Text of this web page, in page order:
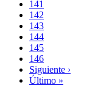
Page
141
Página
actual
142
Page
143
Page
144
Page
145
Page
146
Siguiente
página
Siguiente ›
Última
Último »